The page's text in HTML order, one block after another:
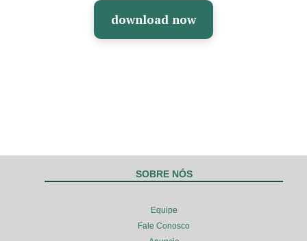
download now
SOBRE NÓS
Equipe
Fale Conosco